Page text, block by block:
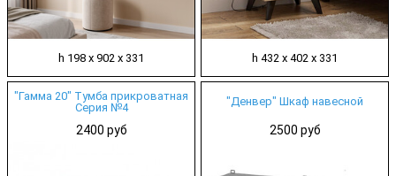
h 198 х 902 х 331 h 432 х 402 х 331
"Гамма 20" Тумба прикроватная
Серия №4
2400 руб
"Денвер" Шкаф навесной
2500 руб